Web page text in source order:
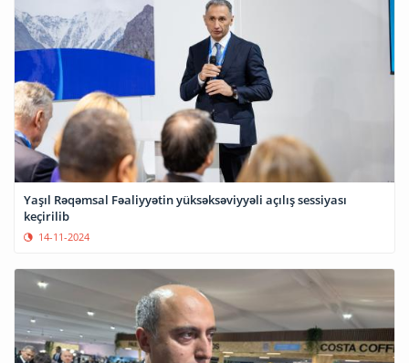
Yaşıl Rəqəmsal Fəaliyyətin yüksəksəviyyəli açılış sessiyası
keçirilib
14-11-2024